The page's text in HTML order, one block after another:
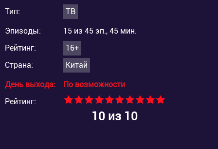
Тип:
ТВ
Эпизоды:
15 из 45 эп., 45 мин.
Рейтинг:
16+
Страна:
Китай
День выхода:
По возможности
Рейтинг:
10из 10